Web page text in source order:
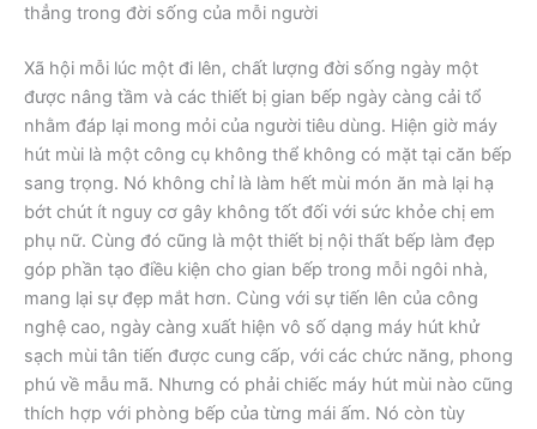
thẳng trong đời sống của mỗi người
Xã hội mỗi lúc một đi lên, chất lượng đời sống ngày một
được nâng tầm và các thiết bị gian bếp ngày càng cải tổ
nhằm đáp lại mong mỏi của người tiêu dùng. Hiện giờ máy
hút mùi là một công cụ không thể không có mặt tại căn bếp
sang trọng. Nó không chỉ là làm hết mùi món ăn mà lại hạ
bớt chút ít nguy cơ gây không tốt đối với sức khỏe chị em
phụ nữ. Cùng đó cũng là một thiết bị nội thất bếp làm đẹp
góp phần tạo điều kiện cho gian bếp trong mỗi ngôi nhà,
mang lại sự đẹp mắt hơn. Cùng với sự tiến lên của công
nghệ cao, ngày càng xuất hiện vô số dạng máy hút khử
sạch mùi tân tiến được cung cấp, với các chức năng, phong
phú về mẫu mã. Nhưng có phải chiếc máy hút mùi nào cũng
thích hợp với phòng bếp của từng mái ấm. Nó còn tùy